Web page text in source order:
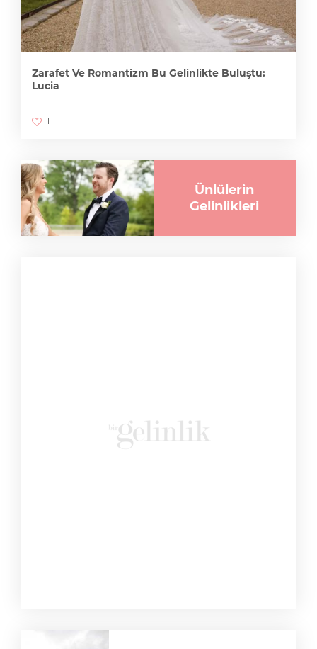
Zarafet Ve Romantizm Bu Gelinlikte Buluştu:
Lucia
1
Ünlülerin
Gelinlikleri